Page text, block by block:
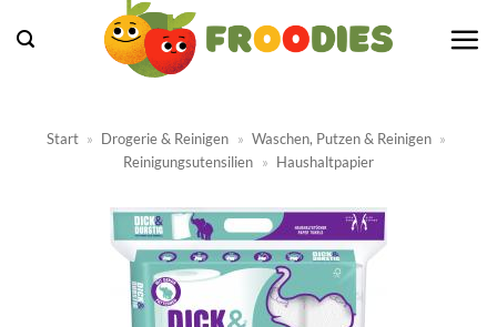
Inhalt
Start » Drogerie & Reinigen » Waschen, Putzen & Reinigen »
Reinigungsutensilien » Haushaltpapier